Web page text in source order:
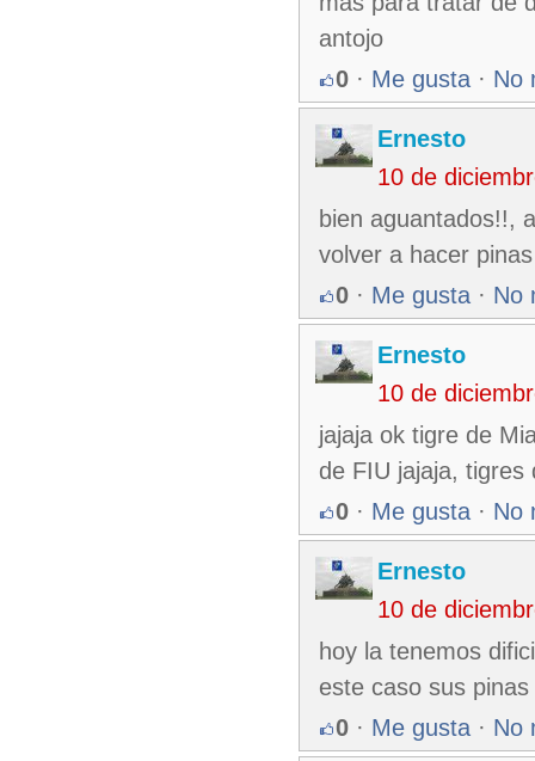
antojo
0 · Me gusta · No
Ernesto
10 de
bien aguantados!!,
volver a hacer
0 · Me gusta · No
Ernesto
10 de
jajaja ok tigre de
de FIU jajaja, tigres
0 · Me gusta · No
Ernesto
10 de
hoy la tenemos
este caso sus
0 · Me gusta · No